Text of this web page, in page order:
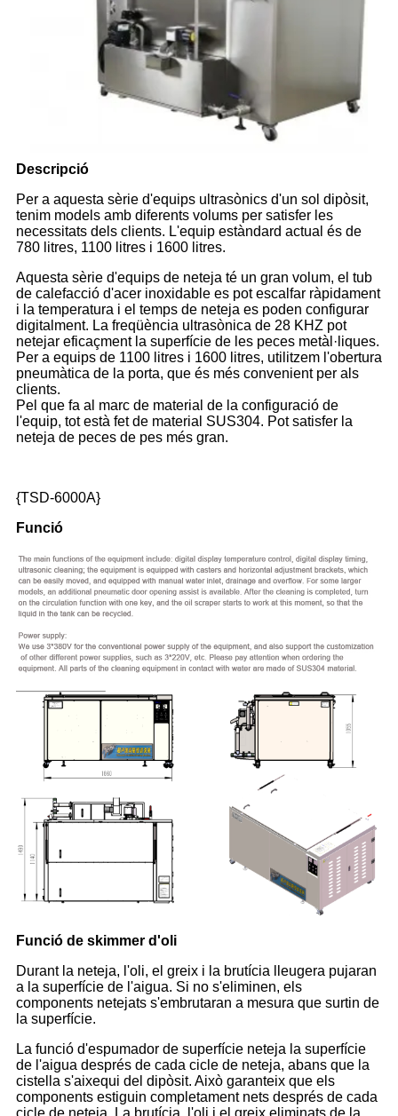
Descripció
Per a aquesta sèrie d'equips ultrasònics d'un sol dipòsit,
tenim models amb diferents volums per satisfer les
necessitats dels clients. L'equip estàndard actual és de
780 litres, 1100 litres i 1600 litres.
Aquesta sèrie d'equips de neteja té un gran volum, el tub
de calefacció d'acer inoxidable es pot escalfar ràpidament
i la temperatura i el temps de neteja es poden configurar
digitalment. La freqüència ultrasònica de 28 KHZ pot
netejar eficaçment la superfície de les peces metàl·liques.
Per a equips de 1100 litres i 1600 litres, utilitzem l'obertura
pneumàtica de la porta, que és més convenient per als
clients.
Pel que fa al marc de material de la configuració de
l'equip, tot està fet de material SUS304. Pot satisfer la
neteja de peces de pes més gran.
{TSD-6000A}
Funció
Funció de skimmer d'oli
Durant la neteja, l'oli, el greix i la brutícia lleugera pujaran
a la superfície de l'aigua. Si no s'eliminen, els
components netejats s'embrutaran a mesura que surtin de
la superfície.
La funció d'espumador de superfície neteja la superfície
de l'aigua després de cada cicle de neteja, abans que la
cistella s'aixequi del dipòsit. Això garanteix que els
components estiguin completament nets després de cada
cicle de neteja. La brutícia, l'oli i el greix eliminats de la